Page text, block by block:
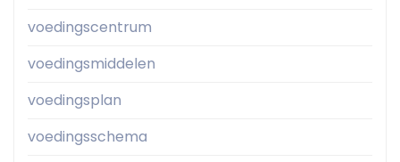
voedingscentrum
voedingsmiddelen
voedingsplan
voedingsschema